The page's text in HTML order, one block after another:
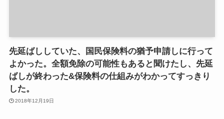
先延ばししていた、国民保険料の猶予申請しに行って
よかった。全額免除の可能性もあると聞けたし、先延
ばしが終わった&保険料の仕組みがわかってすっきり
した。
2018年12月19日